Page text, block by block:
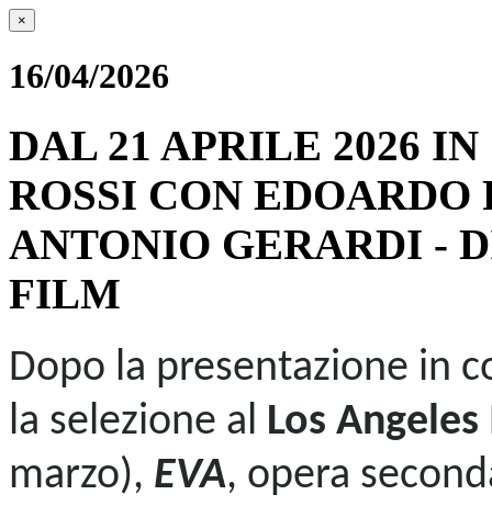
×
16/04/2026
DAL 21 APRILE 2026
ROSSI CON
ANTONIO GERARDI -
FILM
Dopo la presentazione in
la selezione al Los
marzo), EVA, opera